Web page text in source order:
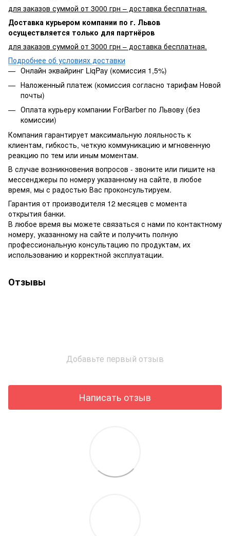
для заказов суммой от 3000 грн – доставка бесплатная.
Доставка курьером компании по г. Львов
осуществляется только для партнёров
для заказов суммой от 3000 грн – доставка бесплатная.
Подробнее об условиях доставки
Онлайн эквайринг LiqPay (комиссия 1,5%)
Наложенный платеж (комиссия согласно тарифам Новой
почты)
Оплата курьеру компании ForBarber по Львову (без
комиссии)
Компания гарантирует максимальную лояльность к
клиентам, гибкость, четкую коммуникацию и мгновенную
реакцию по тем или иным моментам.
В случае возникновения вопросов - звоните или пишите на
мессенджеры по номеру указанному на сайте, в любое
время, мы с радостью Вас проконсультируем.
Гарантия от производителя 12 месяцев с момента
открытия банки.
В любое время вы можете связаться с нами по контактному
номеру, указанному на сайте и получить полную
профессиональную консультацию по продуктам, их
использованию и корректной эксплуатации.
Отзывы
Добавьте первый отзыв
Написать отзыв